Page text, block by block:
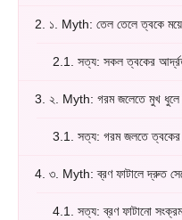
2. ১. Myth: তেল তেলে ত্বকে
2.1. সত্য: সকল ত্বকের
3. ২. Myth: গরম জলেতে মুখ ধুলে
3.1. সত্য: গরম জলতে ত্বকের
4. ৩. Myth: ব্রণ ফাটালে দ্রুত
4.1. সত্য: ব্রণ ফাটানো